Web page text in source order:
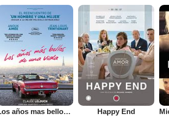
Los años mas bellos de una vida Happy End